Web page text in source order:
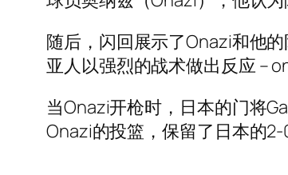
随后，闪回展示了Onazi和他
亚人以强烈的战术做出反应 –
当Onazi开枪时，日本的门将
Onazi的投篮，保留了日本的2-